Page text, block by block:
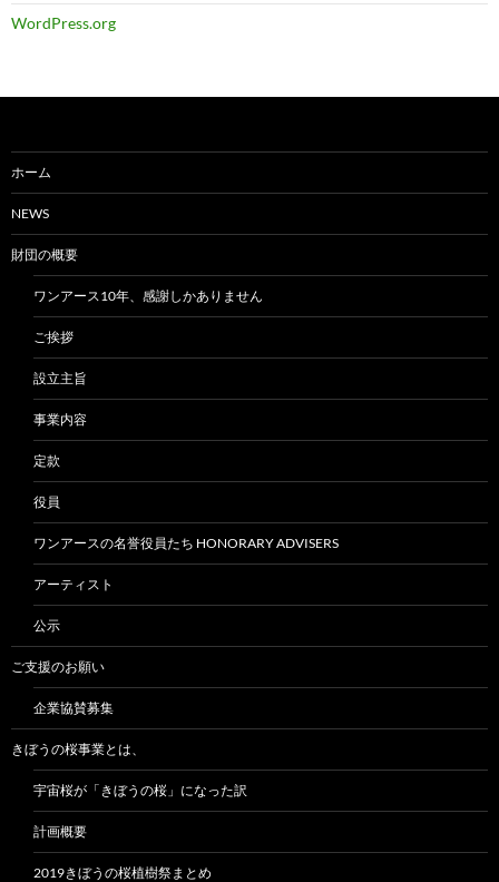
WordPress.org
ホーム
NEWS
財団の概要
ワンアース10年、感謝しかありません
ご挨拶
設立主旨
事業内容
定款
役員
ワンアースの名誉役員たち HONORARY ADVISERS
アーティスト
公示
ご支援のお願い
企業協賛募集
きぼうの桜事業とは、
宇宙桜が「きぼうの桜」になった訳
計画概要
2019きぼうの桜植樹祭まとめ